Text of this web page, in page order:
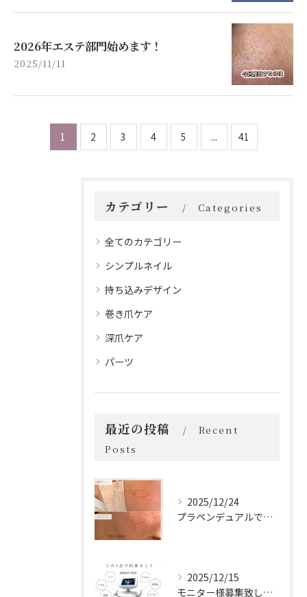
2026年エステ部門始めます！
2025/11/11
1 2 3 4 5 ... 41
カテゴリー Categories
全てのカテゴリー
シンプルネイル
持ち込みデザイン
巻き爪ケア
深爪ケア
パーツ
最近の投稿
Recent
Posts
2025/12/24
プラペンデュアルでプラズマ照射
2025/12/15
モニター様募集致します！